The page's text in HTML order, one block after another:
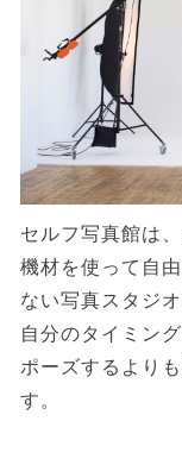
セルフ写真館は
機材を使って自
ない写真スタジオ
自分のタイミン
ポーズするより
す。